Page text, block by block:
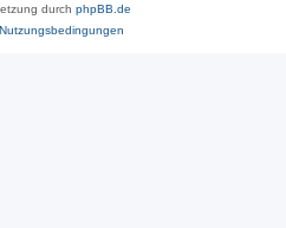
durch phpBB.de
Nutzungsbedingungen